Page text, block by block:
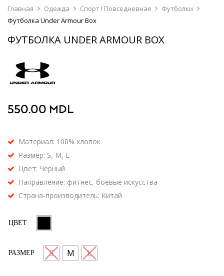
Главная Одежда Спорт I Повседневная
Футболки
Футболка Under Armour Box
ФУТБОЛКА UNDER ARMOUR BOX
550.00 MDL
Материал: 100% хлопок
Размер: S, M, L
Цвет: Черный
Направление: фитнес, боевые искусства
Страна-производитель: Китай
ЦВЕТ
РАЗМЕР S M L